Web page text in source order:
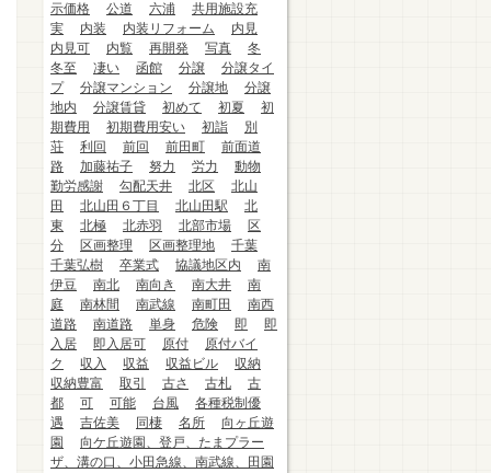
示価格
公道 六浦
共用施設充
実
内装 内装リフォーム
内見
内見可
内覧 再開発 写真
冬
冬至
凄い 函館 分譲
分譲タイ
プ
分譲マンション 分譲地
分譲
地内
分譲賃貸 初めて 初夏
初
期費用
初期費用安い 初詣
別
荘
利回 前回 前田町
前面道
路
加藤祐子 努力 労力
動物
勤労感謝
勾配天井 北区
北山
田
北山田６丁目 北山田駅
北
東
北極 北赤羽 北部市場
区
分
区画整理 区画整理地
千葉
千葉弘樹
卒業式 協議地区内
南
伊豆
南北 南向き 南大井
南
庭
南林間 南武線 南町田
南西
道路
南道路 単身 危険 即
即
入居
即入居可 原付
原付バイ
ク
収入 収益 収益ビル
収納
収納豊富
取引 古さ 古札
古
都
可 可能 台風
各種税制優
遇
吉佐美 同棲 名所
向ヶ丘遊
園
向ケ丘遊園、登戸、たまプラー
ザ、溝の口、小田急線、南武線、田園